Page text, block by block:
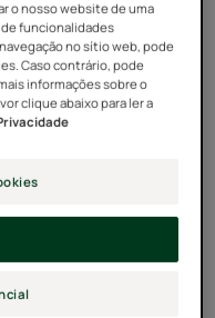
Cabelo castanho
o nosso website de uma
de funcionalidades
no sítio web, pode
Caso contrário, pode
informações sobre o
clique abaixo para ler a